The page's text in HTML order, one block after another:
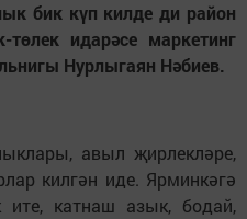
бик күп килде ди район
идарәсе маркетинг
Нурлыгаян Нәбиев.
авыл җирлекләре,
килгән иде. Ярминкәгә
катнаш азык, бодай,